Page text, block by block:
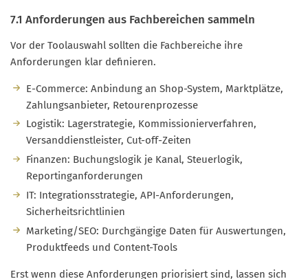
7.1 Anforderungen aus Fachbereichen sammeln
Vor der Toolauswahl sollten die Fachbereiche ihre
Anforderungen klar definieren.
E-Commerce: Anbindung an Shop-System, Marktplätze,
Zahlungsanbieter, Retourenprozesse
Logistik: Lagerstrategie, Kommissionierverfahren,
Versanddienstleister, Cut-off-Zeiten
Finanzen: Buchungslogik je Kanal, Steuerlogik,
Reportinganforderungen
IT: Integrationsstrategie, API-Anforderungen,
Sicherheitsrichtlinien
Marketing/SEO: Durchgängige Daten für Auswertungen,
Produktfeeds und Content-Tools
Erst wenn diese Anforderungen priorisiert sind, lassen sich